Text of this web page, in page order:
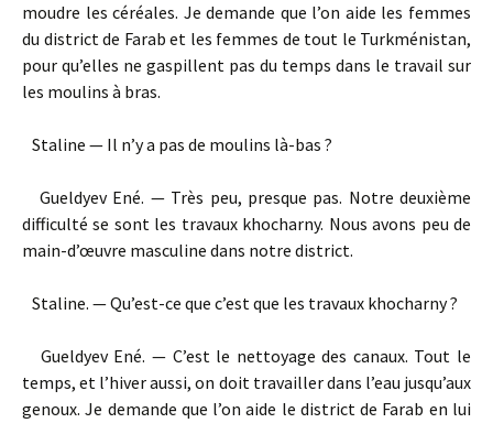
moudre les céréales. Je demande que l’on aide les femmes
du district de Farab et les femmes de tout le Turkménistan,
pour qu’elles ne gaspillent pas du temps dans le travail sur
les moulins à bras.
Staline — Il n’y a pas de moulins là-bas ?
Gueldyev Ené. — Très peu, presque pas. Notre deuxième
difficulté se sont les travaux khocharny. Nous avons peu de
main-d’œuvre masculine dans notre district.
Staline. — Qu’est-ce que c’est que les travaux khocharny ?
Gueldyev Ené. — C’est le nettoyage des canaux. Tout le
temps, et l’hiver aussi, on doit travailler dans l’eau jusqu’aux
genoux. Je demande que l’on aide le district de Farab en lui